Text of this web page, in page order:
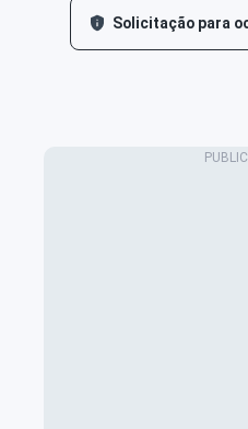
Solicitação para